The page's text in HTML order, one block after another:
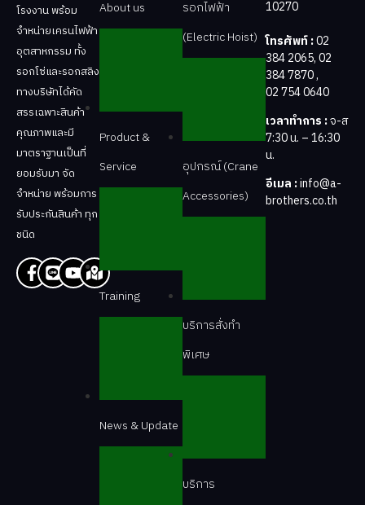
โรงงาน พร้อม
จำหน่ายเครนไฟฟ้า
อุตสาหกรรม ทั้ง
รอกโซ่และรอกสลิง
ทางบริษัทได้คัด
สรรเฉพาะสินค้า
คุณภาพและมี
มาตราฐานเป็นที่
ยอมรับมา จัด
จำหน่าย พร้อมการ
รับประกันสินค้า ทุก
ชนิด
About us
Product &
Service
Training
News & Update
รอกไฟฟ้า
(Electric Hoist)
อุปกรณ์ (Crane
Accessories)
บริการสั่งทำ
พิเศษ
บริการ
10270
โทรศัพท์ :02
384 2065,02
384 7870,
02 754 0640
เวลาทำการ :จ-ส
7:30 น. – 16:30
น.
อีเมล :info@a-
brothers.co.th